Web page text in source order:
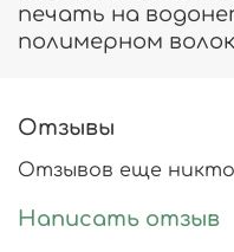
печать на
полимерном
Отзывы
Отзывов еще
Написать отзыв